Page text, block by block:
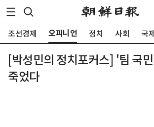
조선경제 오피니언 정치 사회 국
[박성민의 정치포커스] '팀 국
죽었다